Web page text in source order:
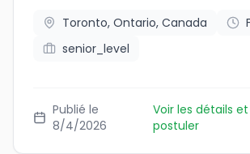
Toronto, Ontario, Canada
senior_level
Publié le
8/4/2026
Voir les détails et
postuler